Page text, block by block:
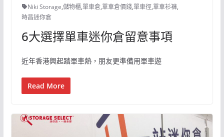
Niki Storage,儲物櫃,單車倉,單車倉價錢,單車徑,單車衫褲,
時昌迷你倉
6大選擇單車迷你倉留意事項
近年香港興起踏單車熱，朋友更準備用單車遊
Read More